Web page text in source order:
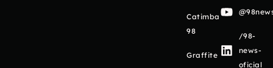
Catimba
98
Graffite
/98-
news-
oficial